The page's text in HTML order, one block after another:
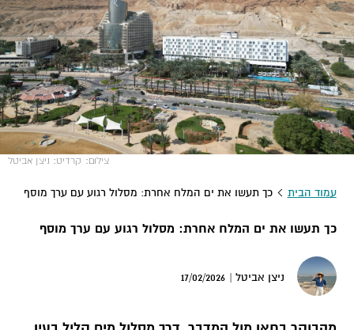
צילום: קרדיט: ניצן אביטל
עמוד הבית כך תעשו את ים המלח אחרת: מסלול רגוע עם ערך מוסף
כך תעשו את ים המלח אחרת: מסלול רגוע עם ערך מוסף
ניצן אביטל | 17/02/2026